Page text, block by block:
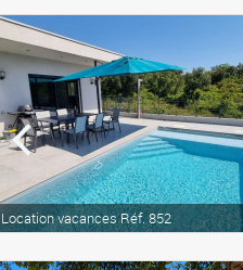
Location vacances Réf. 852